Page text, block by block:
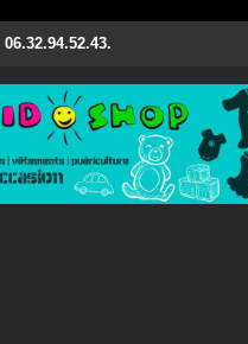
06.32.94.52.43.